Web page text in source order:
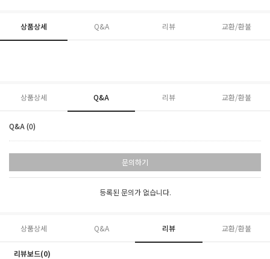
상품상세 Q&A 리뷰 교환/환불
상품상세 Q&A 리뷰 교환/환불
Q&A (0)
문의하기
등록된 문의가 없습니다.
상품상세 Q&A 리뷰 교환/환불
리뷰보드(0)